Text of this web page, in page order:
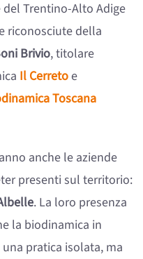
Trentino-Alto Adige
riconosciute della
Brivio, titolare
Il Cerretoe
Toscana
anche le aziende
presenti sul territorio:
. La loro presenza
la biodinamica in
pratica isolata, ma